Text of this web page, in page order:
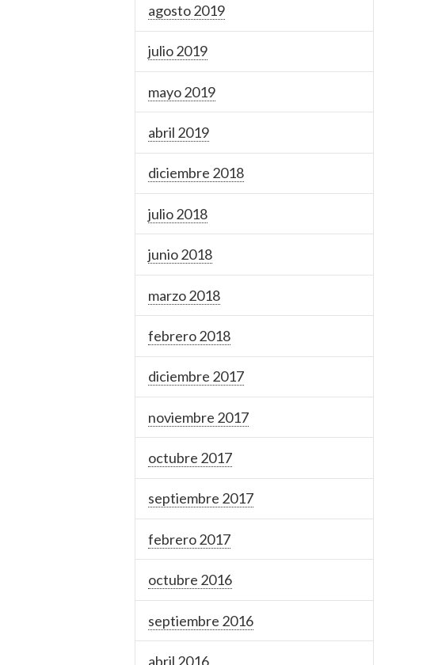
agosto 2019
julio 2019
mayo 2019
abril 2019
diciembre 2018
julio 2018
junio 2018
marzo 2018
febrero 2018
diciembre 2017
noviembre 2017
octubre 2017
septiembre 2017
febrero 2017
octubre 2016
septiembre 2016
abril 2016